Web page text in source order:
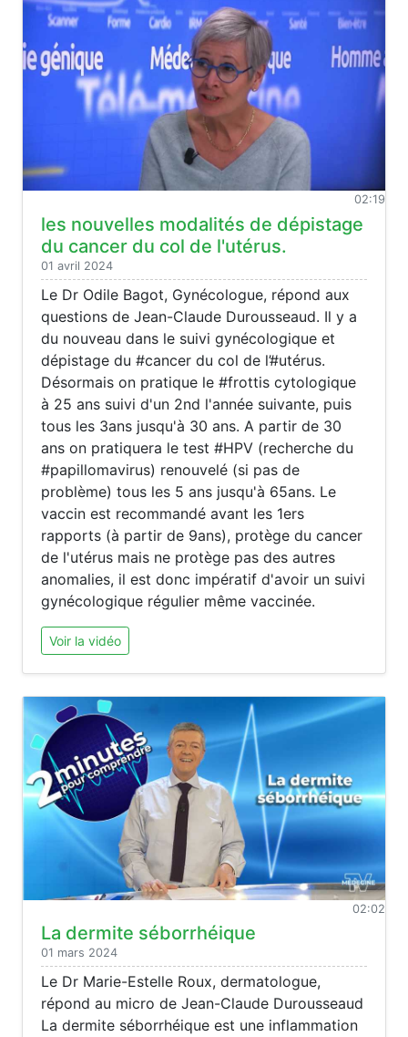
02:19
les nouvelles modalités de dépistage
du cancer du col de l'utérus.
01 avril 2024
Le Dr Odile Bagot, Gynécologue, répond aux
questions de Jean-Claude Durousseaud. Il y a
du nouveau dans le suivi gynécologique et
dépistage du #cancer du col de l’#utérus.
Désormais on pratique le #frottis cytologique
à 25 ans suivi d'un 2nd l'année suivante, puis
tous les 3ans jusqu'à 30 ans. A partir de 30
ans on pratiquera le test #HPV (recherche du
#papillomavirus) renouvelé (si pas de
problème) tous les 5 ans jusqu'à 65ans. Le
vaccin est recommandé avant les 1ers
rapports (à partir de 9ans), protège du cancer
de l'utérus mais ne protège pas des autres
anomalies, il est donc impératif d'avoir un suivi
gynécologique régulier même vaccinée.
Voir la vidéo
02:02
La dermite séborrhéique
01 mars 2024
Le Dr Marie-Estelle Roux, dermatologue,
répond au micro de Jean-Claude Durousseaud
La dermite séborrhéique est une inflammation